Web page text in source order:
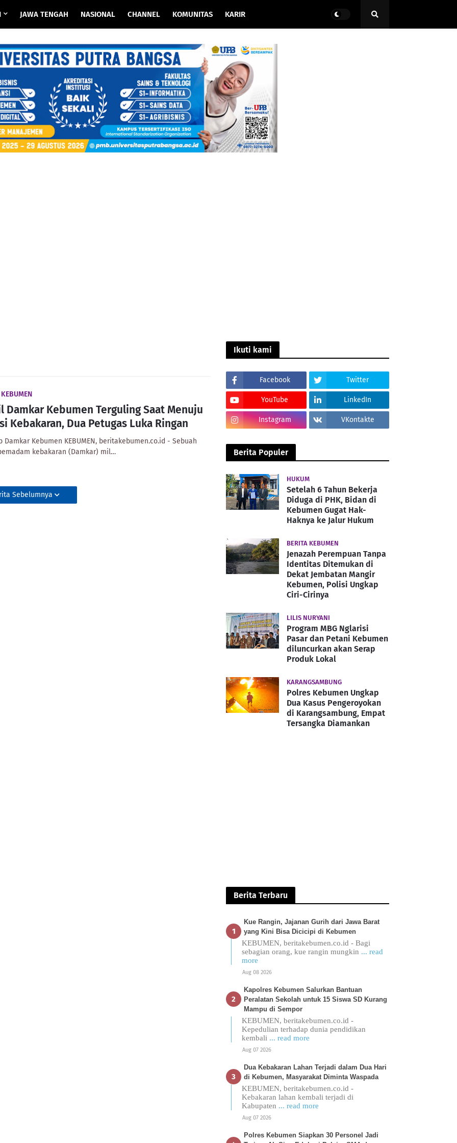
JAWA TENGAH NASIONAL CHANNEL KOMUNITAS KARIR
Damkar Kebumen Terguling Saat Menuju
Kebakaran, Dua Petugas Luka Ringan
Damkar Kebumen KEBUMEN, beritakebumen.co.id - Sebuah
kebakaran (Damkar) mil…
Sebelumnya
Ikuti kami
Facebook Twitter
YouTube LinkedIn
Instagram VKontakte
Berita Populer
HUKUM
Setelah 6 Tahun Bekerja
Diduga di PHK, Bidan di
Kebumen Gugat Hak-
Haknya ke Jalur Hukum
BERITA KEBUMEN
Jenazah Perempuan Tanpa
Identitas Ditemukan di
Dekat Jembatan Mangir
Kebumen, Polisi Ungkap
Ciri-Cirinya
LILIS NURYANI
Program MBG Nglarisi
Pasar dan Petani Kebumen
diluncurkan akan Serap
Produk Lokal
KARANGSAMBUNG
Polres Kebumen Ungkap
Dua Kasus Pengeroyokan
di Karangsambung, Empat
Tersangka Diamankan
Berita Terbaru
Kue Rangin, Jajanan Gurih dari Jawa Barat
yang Kini Bisa Dicicipi di Kebumen
KEBUMEN, beritakebumen.co.id - Bagi
sebagian orang, kue rangin mungkin ... read
more
Aug 08 2026
Kapolres Kebumen Salurkan Bantuan
Peralatan Sekolah untuk 15 Siswa SD Kurang
Mampu di Sempor
KEBUMEN, beritakebumen.co.id -
Kepedulian terhadap dunia pendidikan
kembali ... read more
Aug 07 2026
Dua Kebakaran Lahan Terjadi dalam Dua Hari
di Kebumen, Masyarakat Diminta Waspada
KEBUMEN, beritakebumen.co.id -
Kebakaran lahan kembali terjadi di
Kabupaten ... read more
Aug 07 2026
Polres Kebumen Siapkan 30 Personel Jadi